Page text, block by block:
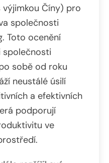
Číny) pro
společnosti
Toto ocenění
společnosti
sobě od roku
neustálé úsilí
a efektivních
podporují
ve